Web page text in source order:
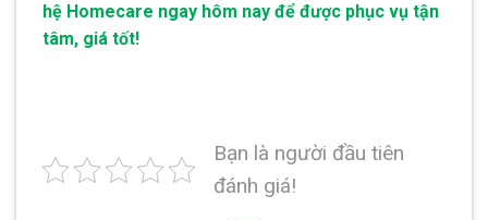
hệ Homecare ngay hôm nay để được phục vụ tận
tâm, giá tốt!
Bạn là người đầu tiên
đánh giá!